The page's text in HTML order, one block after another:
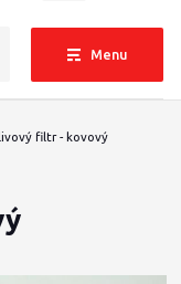
Menu
filtr - kovový